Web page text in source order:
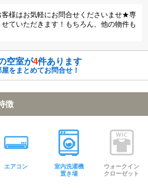
様はお気軽にお問合せくださいませ★専
ていただきます！もちろん、他の物件も
空室が4件あります
をまとめてお問合せ！
徴
エアコン
室内洗濯機
置き場
ウォークイン
クローゼット